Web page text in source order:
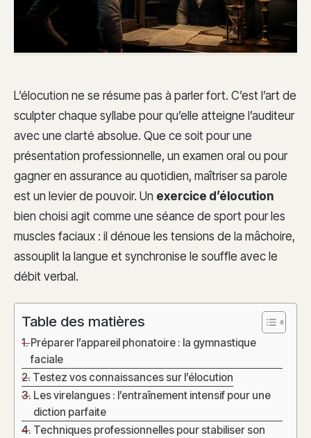
L’élocution ne se résume pas à parler fort. C’est l’art de
sculpter chaque syllabe pour qu’elle atteigne l’auditeur
avec une clarté absolue. Que ce soit pour une
présentation professionnelle, un examen oral ou pour
gagner en assurance au quotidien, maîtriser sa parole
est un levier de pouvoir. Un exercice d’élocution
bien choisi agit comme une séance de sport pour les
muscles faciaux : il dénoue les tensions de la mâchoire,
assouplit la langue et synchronise le souffle avec le
débit verbal.
Table des matières
Préparer l’appareil phonatoire : la gymnastique
faciale
Testez vos connaissances sur l’élocution
Les virelangues : l’entraînement intensif pour une
diction parfaite
Techniques professionnelles pour stabiliser son